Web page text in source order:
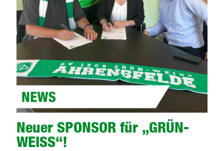
Neuer SPONSOR für „GRÜN-
WEISS“!